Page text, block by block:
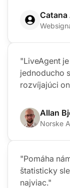
Catana
"LiveAgent
jednoducho
rozvíjajúci
Allan
Norske
"Pomáha
štatisticky
najviac."